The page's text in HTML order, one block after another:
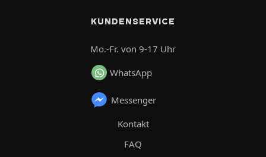
KUNDENSERVICE
Mo.-Fr. von 9-17 Uhr
WhatsApp
Messenger
Kontakt
FAQ